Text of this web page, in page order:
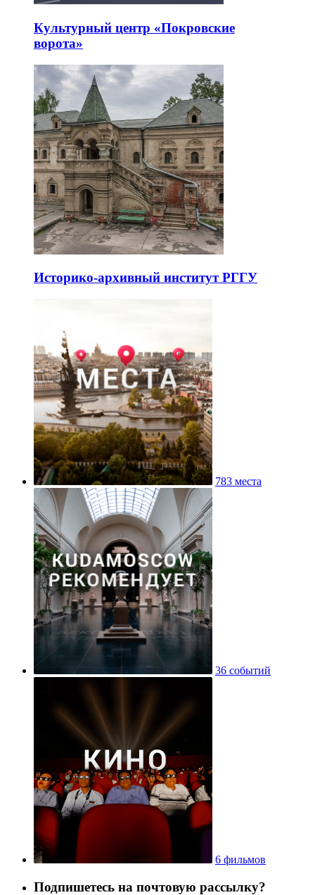
Культурный центр «Покровские
ворота»
Историко-архивный институт РГГУ
783 места
36 событий
6 фильмов
Подпишетесь на почтовую рассылку?